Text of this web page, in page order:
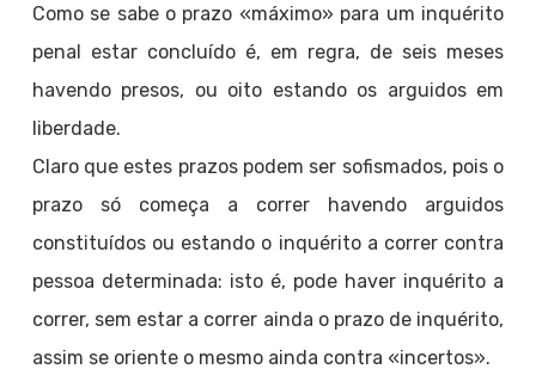
Como se sabe o prazo «máximo» para um inquérito
penal estar concluído é, em regra, de seis meses
havendo presos, ou oito estando os arguidos em
liberdade.
Claro que estes prazos podem ser sofismados, pois o
prazo só começa a correr havendo arguidos
constituídos ou estando o inquérito a correr contra
pessoa determinada: isto é, pode haver inquérito a
correr, sem estar a correr ainda o prazo de inquérito,
assim se oriente o mesmo ainda contra «incertos».